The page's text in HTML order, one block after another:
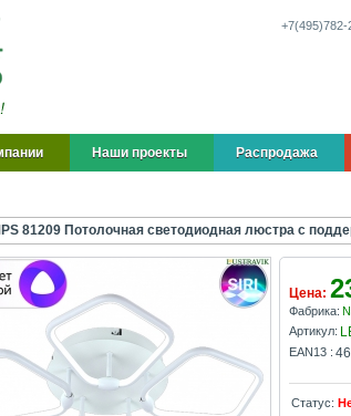
+7(495)782-
Наши проекты Распродажа
81209 Потолочная светодиодная люстра с
Цена:
Фабрика:
Артикул:
EAN13 :
Статус: